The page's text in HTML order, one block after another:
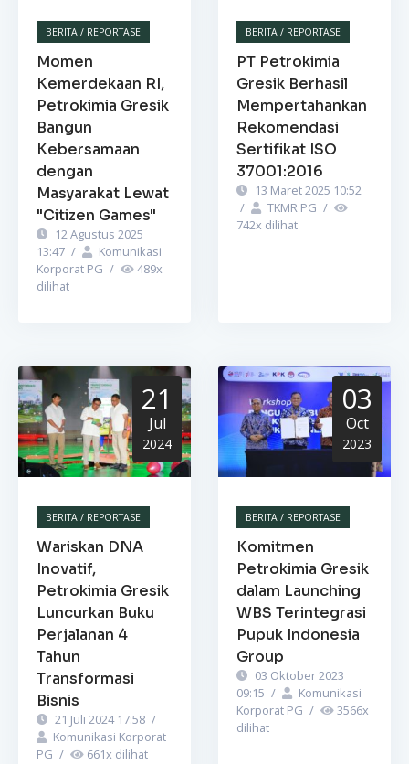
BERITA / REPORTASE
Momen
Kemerdekaan RI,
Petrokimia Gresik
Bangun
Kebersamaan
dengan
Masyarakat Lewat
"Citizen Games"
12 Agustus 2025
13:47 /
Komunikasi
Korporat PG / 489x
dilihat
BERITA / REPORTASE
PT Petrokimia
Gresik Berhasil
Mempertahankan
Rekomendasi
Sertifikat ISO
37001:2016
13 Maret 2025 10:52
/
TKMR PG /
742x dilihat
21
Jul
2024
BERITA / REPORTASE
Wariskan DNA
Inovatif,
Petrokimia Gresik
Luncurkan Buku
Perjalanan 4
Tahun
Transformasi
Bisnis
21 Juli 2024 17:58 /
Komunikasi Korporat
PG / 661x dilihat
03
Oct
2023
BERITA / REPORTASE
Komitmen
Petrokimia Gresik
dalam Launching
WBS Terintegrasi
Pupuk Indonesia
Group
03 Oktober 2023
09:15 /
Komunikasi
Korporat PG / 3566x
dilihat